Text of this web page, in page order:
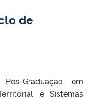
de
Graduação em
e Sistemas